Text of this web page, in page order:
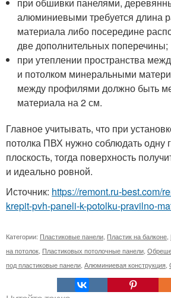
при обшивки панелями,
алюминиевыми требуется длина
материала либо посередине
две дополнительных поперечины;
при утеплении пространства
и потолком минеральными
между профилями должно быть
материала на 2 см.
Главное учитывать, что при
потолка ПВХ нужно соблюдать одну
плоскость, тогда поверхность
и идеально ровной.
Источник: https://remont.ru-best.com/
krepit-pvh-paneli-k-potolku-pravilno-
Категории: Пластиковые панели Пластик на балконе
на потолок Пластиковых потолочные панели
под пластиковые панели Алюминиевая конструкция